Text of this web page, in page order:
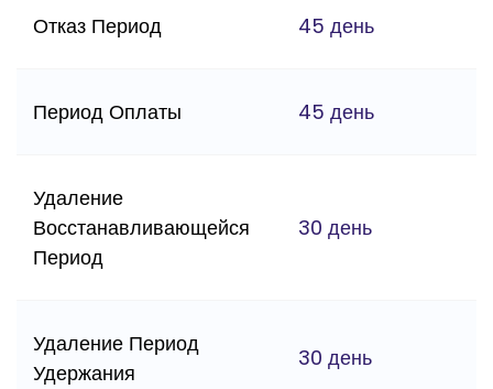
Отказ Период 45 день
Период Оплаты 45 день
Удаление
Восстанавливающейся
Период
30 день
Удаление Период
Удержания
30 день